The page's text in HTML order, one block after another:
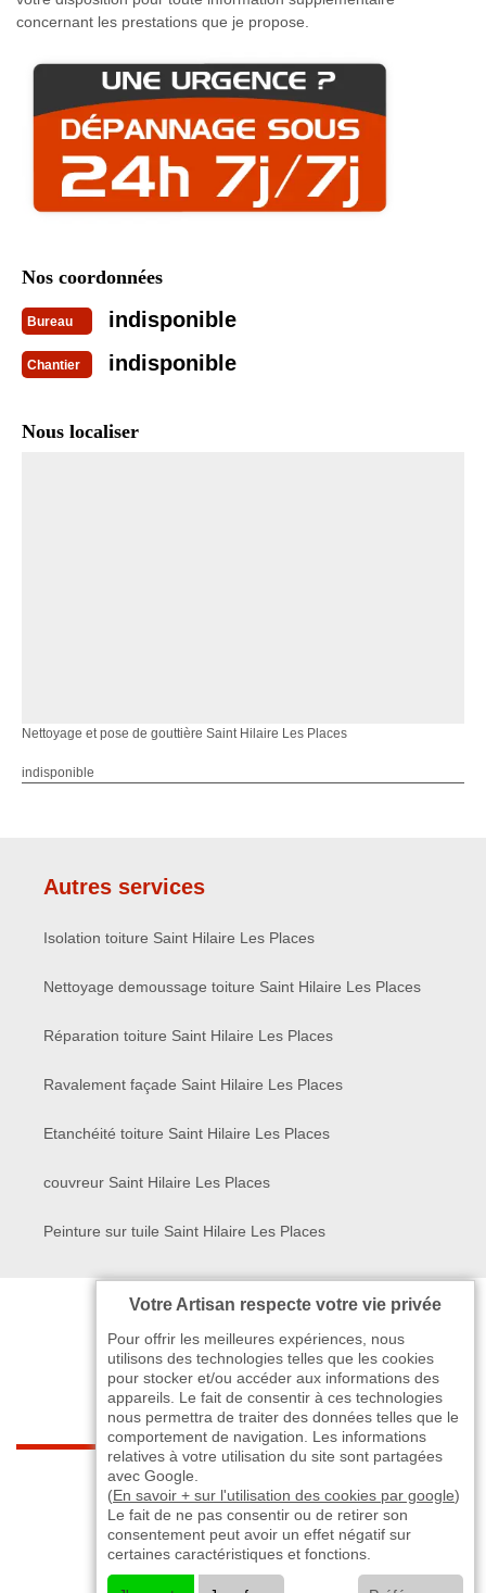
concernant les prestations que je propose.
Nos coordonnées
Bureau indisponible
Chantier indisponible
Nous localiser
Nettoyage et pose de gouttière Saint Hilaire Les Places
indisponible
Autres services
Isolation toiture Saint Hilaire Les Places
Nettoyage demoussage toiture Saint Hilaire Les Places
Réparation toiture Saint Hilaire Les Places
Ravalement façade Saint Hilaire Les Places
Etanchéité toiture Saint Hilaire Les Places
couvreur Saint Hilaire Les Places
Peinture sur tuile Saint Hilaire Les Places
indisponible - indisponible>
©2024 - 2026 TOUT DROIT RÉSERVÉ
Votre Artisan respecte votre vie privée
Pour offrir les meilleures expériences, nous
utilisons des technologies telles que les cookies
pour stocker et/ou accéder aux informations des
appareils. Le fait de consentir à ces technologies
nous permettra de traiter des données telles que le
comportement de navigation. Les informations
relatives à votre utilisation du site sont partagées
avec Google.
(En savoir + sur l'utilisation des cookies par google)
Le fait de ne pas consentir ou de retirer son
consentement peut avoir un effet négatif sur
certaines caractéristiques et fonctions.